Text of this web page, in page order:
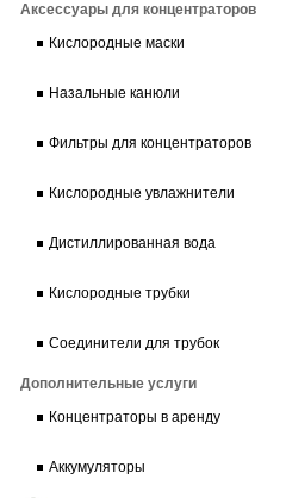
Аксессуары для концентраторов
Кислородные маски
Назальные канюли
Фильтры для концентраторов
Кислородные увлажнители
Дистиллированная вода
Кислородные трубки
Соединители для трубок
Дополнительные услуги
Концентраторы в аренду
Аккумуляторы